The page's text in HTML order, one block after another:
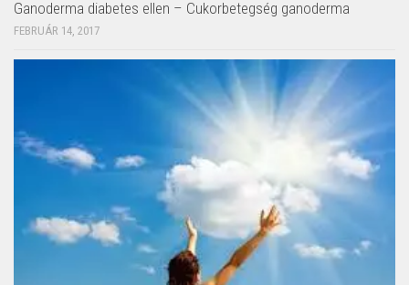
Ganoderma diabetes ellen – Cukorbetegség ganoderma
FEBRUÁR 14, 2017